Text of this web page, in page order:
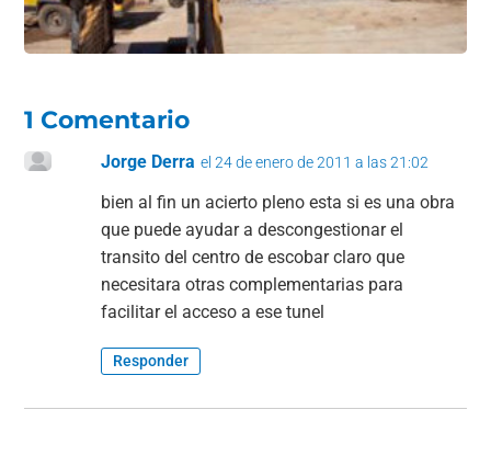
1 Comentario
Jorge Derra el 24 de enero de 2011 a las 21:02
bien al fin un acierto pleno esta si es una obra
que puede ayudar a descongestionar el
transito del centro de escobar claro que
necesitara otras complementarias para
facilitar el acceso a ese tunel
Responder